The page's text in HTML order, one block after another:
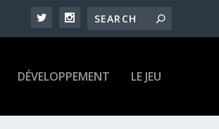
DÉVELOPPEMENT LE JEU